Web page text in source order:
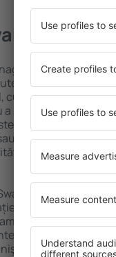
Găsiți cazare
beneficia de
numeroase
sta câteva zile în
disponibilă în
regiuni mai puțin
de cazare în
mai devreme,
vă puteţi relaxa,
sau altă unitate
de călătoria spre